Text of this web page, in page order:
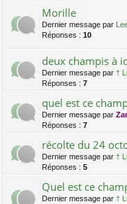
Morille
Dernier message par
Réponses : 10
deux champis à
Dernier message par †
Réponses : 7
quel est ce
Dernier message par
Réponses : 7
récolte du 24
Dernier message par †
Réponses : 5
Quel est ce
Dernier message par †